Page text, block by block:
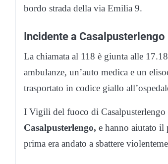
bordo strada della via Emilia 9.
Incidente a Casalpusterlengo
La chiamata al 118 è giunta alle
ambulanze, un’auto medica e un
trasportato in codice giallo
I Vigili del fuoco di Casalpusterlengo
Casalpusterlengo, e hanno aiutato il
prima era andato a sbattere